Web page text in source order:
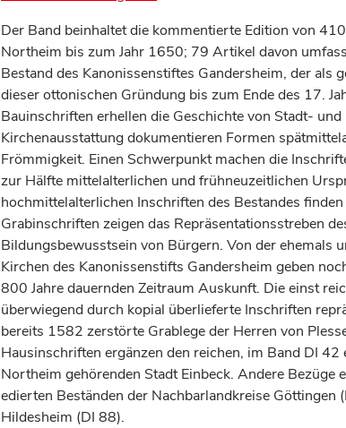
Der Band beinhaltet die kommentierte Edition von
Northeim bis zum Jahr 1650; 79 Artikel davon
Bestand des Kanonissenstiftes Gandersheim, der als
dieser ottonischen Gründung bis zum Ende des 17.
Bauinschriften erhellen die Geschichte von Stadt-
Kirchenausstattung dokumentieren Formen
Frömmigkeit. Einen Schwerpunkt machen die
zur Hälfte mittelalterlichen und frühneuzeitlichen
hochmittelalterlichen Inschriften des Bestandes
Grabinschriften zeigen das Repräsentationsstreben
Bildungsbewusstsein von Bürgern. Von der ehemals
Kirchen des Kanonissenstifts Gandersheim geben
800 Jahre dauernden Zeitraum Auskunft. Die einst
überwiegend durch kopial überlieferte Inschriften
bereits 1582 zerstörte Grablege der Herren von
Hausinschriften ergänzen den reichen, im Band DI
Northeim gehörenden Stadt Einbeck. Andere Bezüge
edierten Beständen der Nachbarlandkreise
Hildesheim (DI 88).